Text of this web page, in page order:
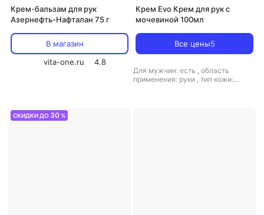
Крем-бальзам для рук
Азернефть-Нафталан 75 г
В магазин
vita-one.ru
4.8
Крем Evo Крем для рук с
мочевиной 100мл
Все цены5
Для мужчин: есть , область
применения: руки , тип кожи:
СКИДКИ ДО 30 %